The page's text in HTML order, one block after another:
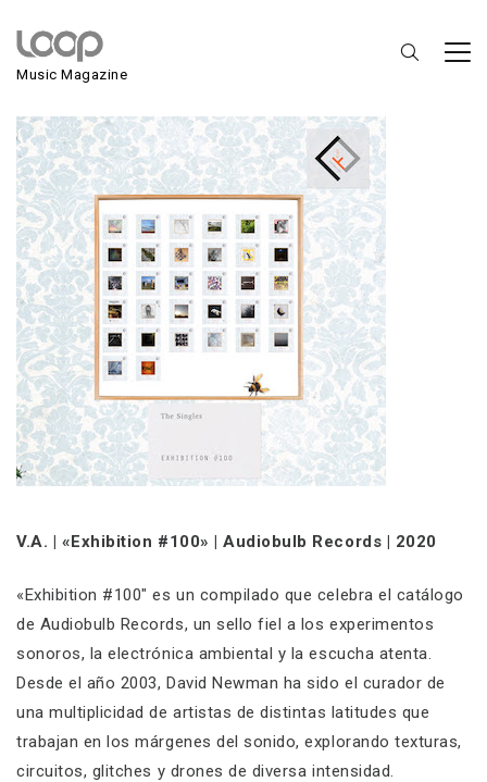
Music Magazine
V.A. Exhibition #100
V.A. | «Exhibition #100» | Audiobulb Records | 2020
«Exhibition #100″ es un compilado que celebra el catálogo
de Audiobulb Records, un sello fiel a los experimentos
sonoros, la electrónica ambiental y la escucha atenta.
Desde el año 2003, David Newman ha sido el curador de
una multiplicidad de artistas de distintas latitudes que
trabajan en los márgenes del sonido, explorando texturas,
circuitos, glitches y drones de diversa intensidad.